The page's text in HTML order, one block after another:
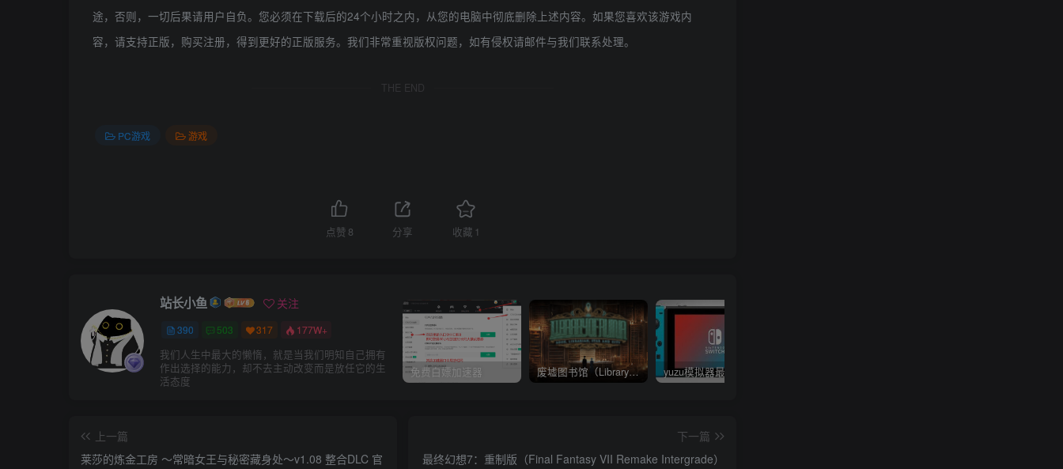
途，否则，一切后果请用户自负。您必须在下载后的24个小时之内，从您的电脑中彻底删除上述内容。如果您喜欢该游戏内
容，请支持正版，购买注册，得到更好的正版服务。我们非常重视版权问题，如有侵权请邮件与我们联系处理。
THE END
PC游戏 游戏
点赞 8 分享 收藏 1
站长小鱼 关注
390 503 317 177W+
我们人生中最大的懒惰，就是当我们明知自己拥有
作出选择的能力，却不去主动改变而是放任它的生
活态度
免费白嫖加速器 废墟图书馆（Library Of Ruina）v1.1.0.6a13 官中 附yuzu模拟器 本体+1.0.3升补
上一篇
莱莎的炼金工房 ～常暗女王与秘密藏身处～v1.08 整合DLC 官
下一篇
最终幻想7：重制版（Final Fantasy VII Remake Intergrade）